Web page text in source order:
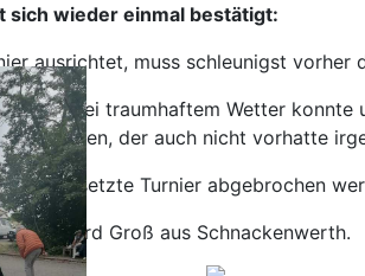
sich wieder einmal bestätigt:
ausrichtet, muss schleunigst vorher
Bei traumhaftem Wetter
der Regen, der auch nicht vorhatte
besetzte Turnier abgebrochen
Gerhard Groß aus Schnackenwerth.